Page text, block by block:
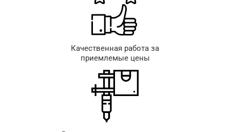
Качественная работа за
приемлемые цены